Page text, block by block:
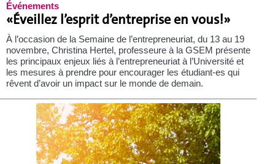
Événements
«Éveillez l’esprit d’entreprise en vous!»
À l’occasion de la Semaine de l’entrepreneuriat, du 13 au 19
novembre, Christina Hertel, professeure à la GSEM présente
les principaux enjeux liés à l’entrepreneuriat à l’Université et
les mesures à prendre pour encourager les étudiant-es qui
rêvent d’avoir un impact sur le monde de demain.